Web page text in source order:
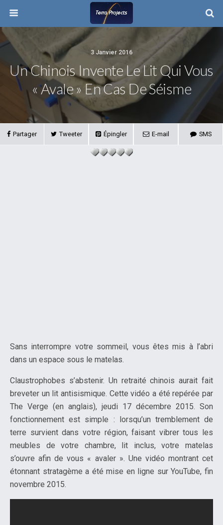
3 Janvier 2016
Un Chinois Invente Le Lit Qui Vous
« Avale » En Cas De Séisme
Partager Tweeter Épingler E-mail SMS
Sans interrompre votre sommeil, vous êtes mis à l’abri
dans un espace sous le matelas.
Claustrophobes s’abstenir. Un retraité chinois aurait fait
breveter un lit antisismique. Cette vidéo a été repérée par
The Verge (en anglais), jeudi 17 décembre 2015. Son
fonctionnement est simple : lorsqu’un tremblement de
terre survient dans votre région, faisant vibrer tous les
meubles de votre chambre, lit inclus, votre matelas
s’ouvre afin de vous « avaler ». Une vidéo montrant cet
étonnant stratagème a été mise en ligne sur YouTube, fin
novembre 2015.